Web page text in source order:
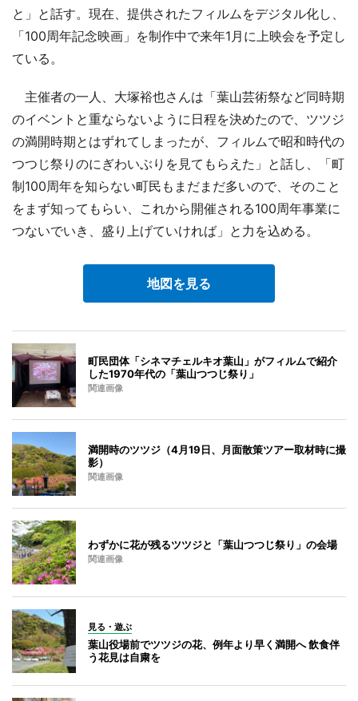
と」と話す。現在、提供されたフィルムをデジタル化し、
「100周年記念映画」を制作中で来年1月に上映会を予定し
ている。
主催者の一人、大塚裕也さんは「葉山芸術祭など同時期
のイベントと重ならないように日程を決めたので、ツツジ
の満開時期とはずれてしまったが、フィルムで昭和時代の
つつじ祭りのにぎわいぶりを見てもらえた」と話し、「町
制100周年を知らない町民もまだまだ多いので、そのこと
をまず知ってもらい、これから開催される100周年事業に
つないでいき、盛り上げていければ」と力を込める。
地図を見る
町民団体「シネマチェルキオ葉山」がフィルムで紹介
した1970年代の「葉山つつじ祭り」
関連画像
満開時のツツジ（4月19日、月面散策ツアー取材時に撮
影）
関連画像
わずかに花が残るツツジと「葉山つつじ祭り」の会場
関連画像
見る・遊ぶ
葉山役場前でツツジの花、例年より早く満開へ 飲食伴
う花見は自粛を